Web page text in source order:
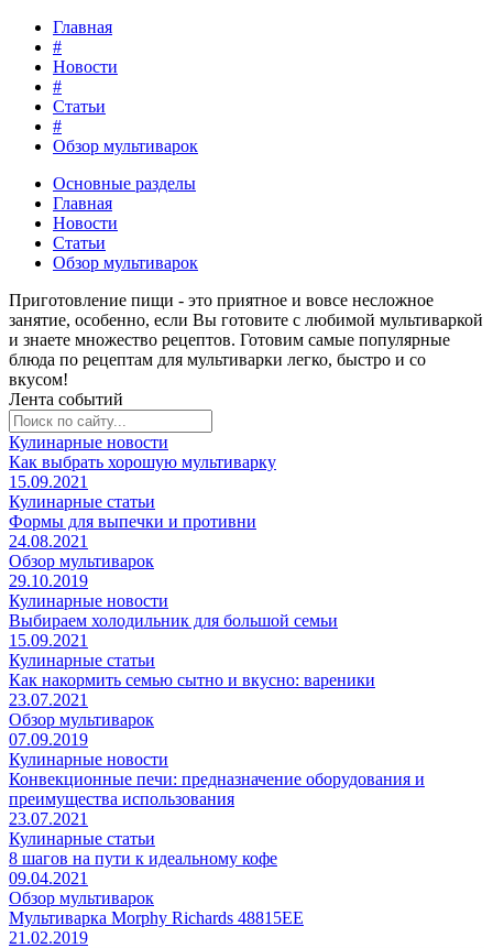
Главная
#
Новости
#
Статьи
#
Обзор мультиварок
Основные разделы
Главная
Новости
Статьи
Обзор мультиварок
Приготовление пищи - это приятное и вовсе несложное
занятие, особенно, если Вы готовите с любимой мультиваркой
и знаете множество рецептов. Готовим самые популярные
блюда по рецептам для мультиварки легко, быстро и со
вкусом!
Лента событий
Кулинарные новости
Как выбрать хорошую мультиварку
15.09.2021
Кулинарные статьи
Формы для выпечки и противни
24.08.2021
Обзор мультиварок
29.10.2019
Кулинарные новости
Выбираем холодильник для большой семьи
15.09.2021
Кулинарные статьи
Как накормить семью сытно и вкусно: вареники
23.07.2021
Обзор мультиварок
07.09.2019
Кулинарные новости
Конвекционные печи: предназначение оборудования и
преимущества использования
23.07.2021
Кулинарные статьи
8 шагов на пути к идеальному кофе
09.04.2021
Обзор мультиварок
Мультиварка Morphy Richards 48815EE
21.02.2019